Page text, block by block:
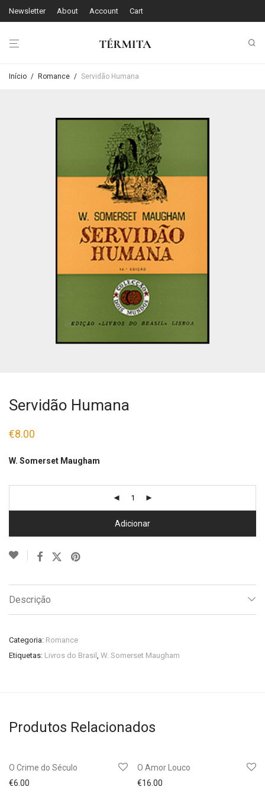
Newsletter About Account Cart
Início / Romance / Servidão Humana
Servidão Humana
€8.00
W. Somerset Maugham
Adicionar
Descrição
Categoria: Romance
Etiquetas: Livros do Brasil , W. Somerset Maugham
Produtos Relacionados
O Crime do Século
€6.00
O Amor Louco
€16.00